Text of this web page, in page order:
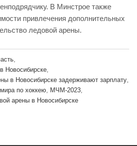
В Минстрое также
привлечения дополнительных
ледовой арены.
Новосибирске
в Новосибирске задерживают зарплату
по хоккею, МЧМ-2023,
арены в Новосибирске